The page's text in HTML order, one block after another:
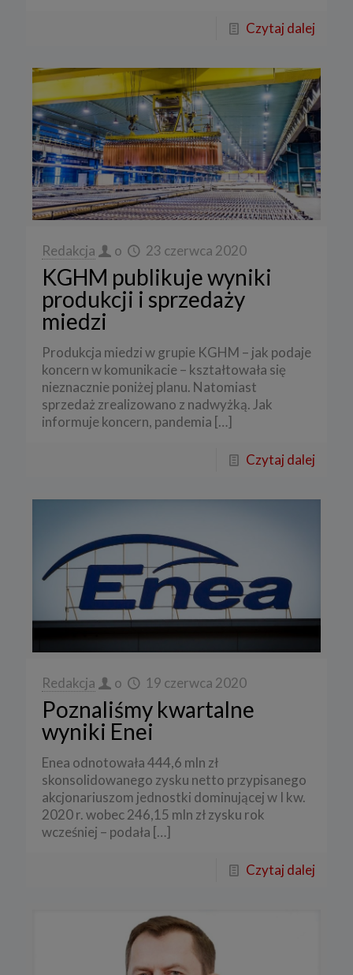
Czytaj dalej
Redakcja o 23 czerwca 2020
KGHM publikuje wyniki
produkcji i sprzedaży
miedzi
Produkcja miedzi w grupie KGHM – jak podaje
koncern w komunikacie – kształtowała się
nieznacznie poniżej planu. Natomiast
sprzedaż zrealizowano z nadwyżką. Jak
informuje koncern, pandemia […]
Czytaj dalej
Redakcja o 19 czerwca 2020
Poznaliśmy kwartalne
wyniki Enei
Enea odnotowała 444,6 mln zł
skonsolidowanego zysku netto przypisanego
akcjonariuszom jednostki dominującej w I kw.
2020 r. wobec 246,15 mln zł zysku rok
wcześniej – podała […]
Czytaj dalej